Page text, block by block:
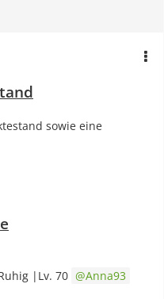
sowie eine
|Lv. 70 Anna93